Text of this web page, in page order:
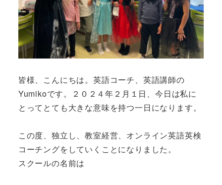
皆様、こんにちは。英語コーチ、英語講師の
Yumikoです。２０２４年２月１日、今日は私に
とってとても大きな意味を持つ一日になります。
この度、独立し、教室経営、オンライン英語英検
コーチングをしていくことになりました。
スクールの名前は